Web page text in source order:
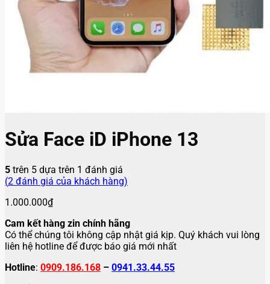
Sửa Face iD iPhone 13
5 trên 5 dựa trên 1 đánh giá
(2 đánh giá của khách hàng)
1.000.000₫
Cam kết hàng zin chính hãng
Có thể chúng tôi không cập nhật giá kịp. Quý khách vui lòng
liên hệ hotline để được báo giá mới nhất
Hotline: 0909.186.168 – 0941.33.44.55